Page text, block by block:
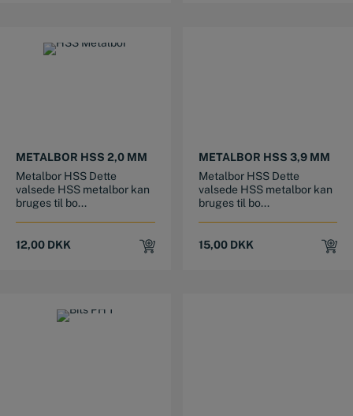
METALBOR HSS 2,0 MM
Metalbor HSS Dette
valsede HSS metalbor kan
bruges til bo...
12,00 DKK
METALBOR HSS 3,9 MM
Metalbor HSS Dette
valsede HSS metalbor kan
bruges til bo...
15,00 DKK